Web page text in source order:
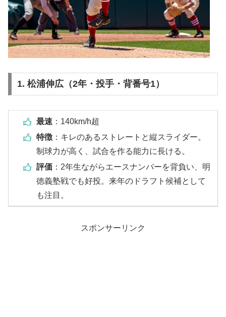
1. 松浦伸広（2年・投手・背番号1）
最速 ：140km/h超
特徴：キレのあるストレートと縦スライダー。
制球力が高く、試合を作る能力に長ける。
評価：2年生ながらエースナンバーを背負い、明
徳義塾戦でも好投。来年のドラフト候補として
も注目。
スポンサーリンク